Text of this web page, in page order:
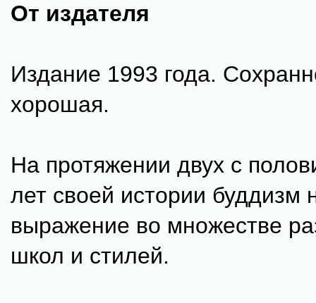
От издателя
Издание 1993 года.
хорошая.
На протяжении двух с
лет своей истории буддизм
выражение во множестве
школ и стилей.